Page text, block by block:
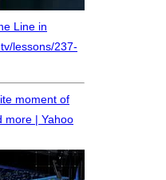
Line in
lessons/237-
moment of
more | Yahoo